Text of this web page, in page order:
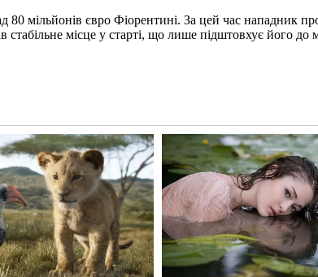
мільйонів євро Фіорентині. За цей час нападник
місце у старті, що лише підштовхує його